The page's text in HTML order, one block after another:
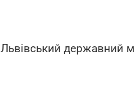
державний